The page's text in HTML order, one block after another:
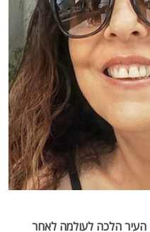
העיר הלכה לעולמה לאחר